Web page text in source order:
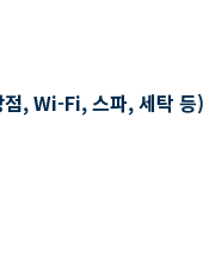
점, Wi-Fi, 스파, 세탁 등)